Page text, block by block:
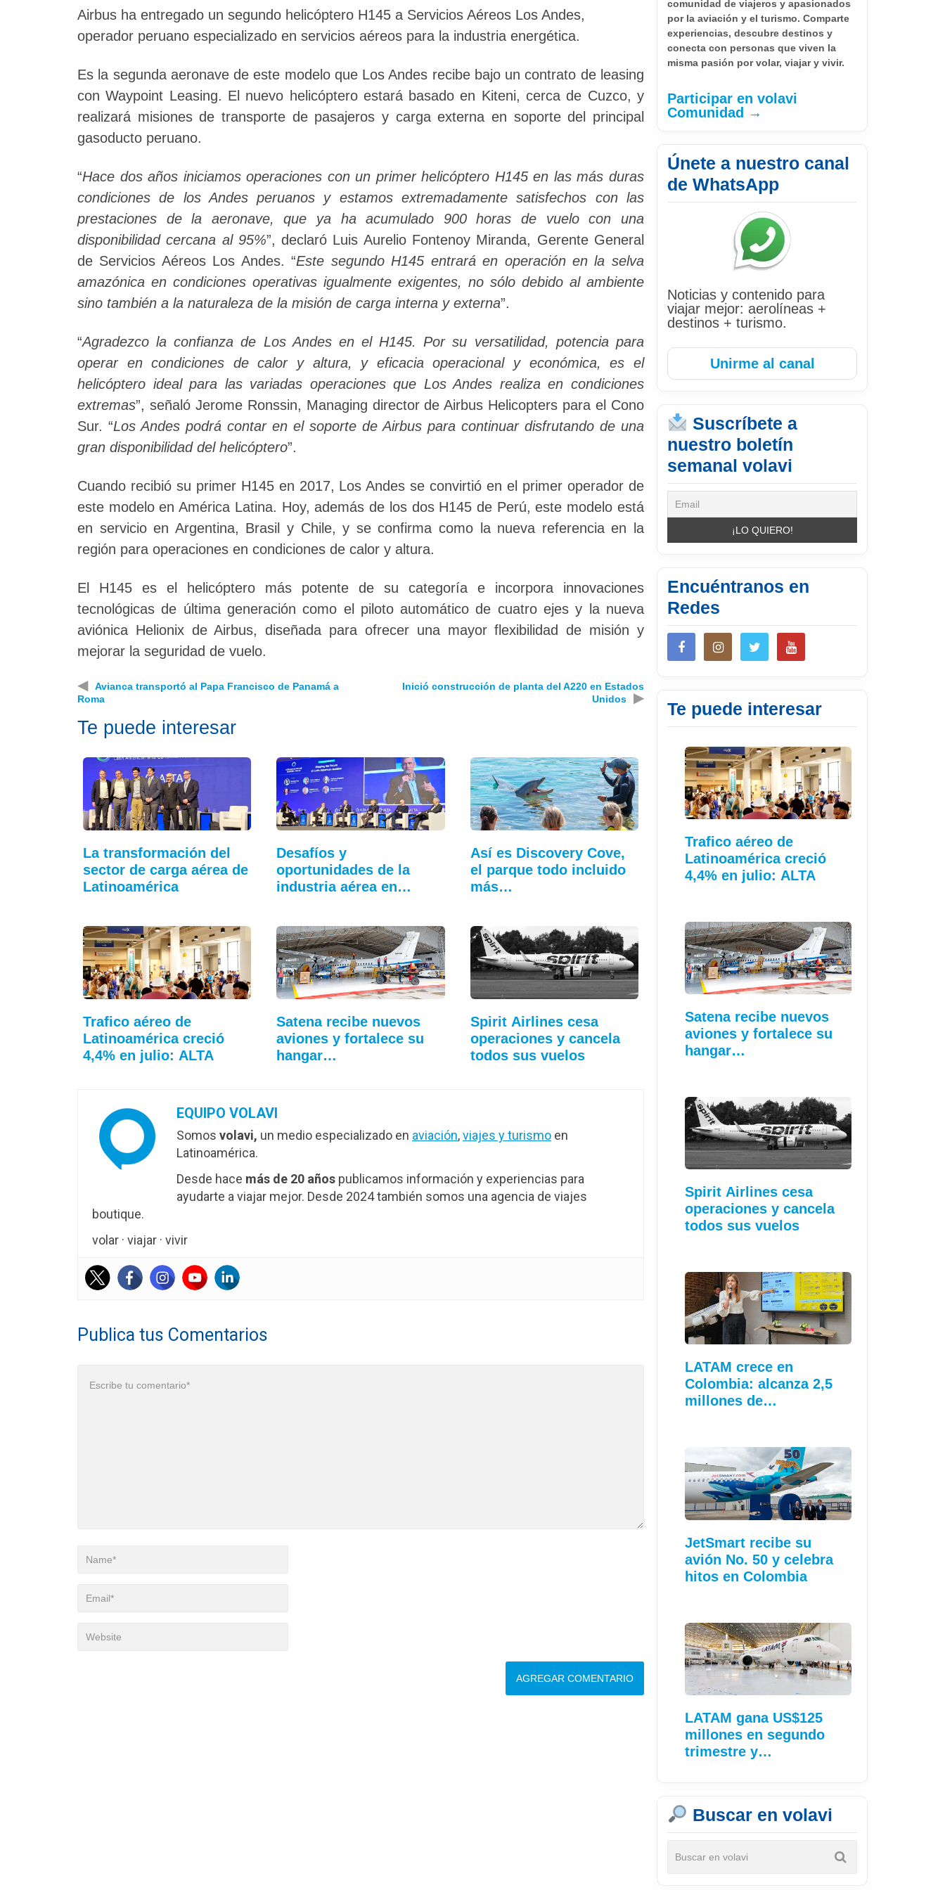
Airbus ha entregado un segundo helicóptero H145 a Servicios Aéreos Los Andes,
operador peruano especializado en servicios aéreos para la industria energética.
Es la segunda aeronave de este modelo que Los Andes recibe bajo un contrato de leasing
con Waypoint Leasing. El nuevo helicóptero estará basado en Kiteni, cerca de Cuzco, y
realizará misiones de transporte de pasajeros y carga externa en soporte del principal
gasoducto peruano.
“Hace dos años iniciamos operaciones con un primer helicóptero H145 en las más duras
condiciones de los Andes peruanos y estamos extremadamente satisfechos con las
prestaciones de la aeronave, que ya ha acumulado 900 horas de vuelo con una
disponibilidad cercana al 95%”, declaró Luis Aurelio Fontenoy Miranda, Gerente General
de Servicios Aéreos Los Andes. “Este segundo H145 entrará en operación en la selva
amazónica en condiciones operativas igualmente exigentes, no sólo debido al ambiente
sino también a la naturaleza de la misión de carga interna y externa”.
“Agradezco la confianza de Los Andes en el H145. Por su versatilidad, potencia para
operar en condiciones de calor y altura, y eficacia operacional y económica, es el
helicóptero ideal para las variadas operaciones que Los Andes realiza en condiciones
extremas”, señaló Jerome Ronssin, Managing director de Airbus Helicopters para el Cono
Sur. “Los Andes podrá contar en el soporte de Airbus para continuar disfrutando de una
gran disponibilidad del helicóptero”.
Cuando recibió su primer H145 en 2017, Los Andes se convirtió en el primer operador de
este modelo en América Latina. Hoy, además de los dos H145 de Perú, este modelo está
en servicio en Argentina, Brasil y Chile, y se confirma como la nueva referencia en la
región para operaciones en condiciones de calor y altura.
El H145 es el helicóptero más potente de su categoría e incorpora innovaciones
tecnológicas de última generación como el piloto automático de cuatro ejes y la nueva
aviónica Helionix de Airbus, diseñada para ofrecer una mayor flexibilidad de misión y
mejorar la seguridad de vuelo.
◀
Avianca transportó al Papa Francisco de Panamá a
Roma
Inició construcción de planta del A220 en Estados
Unidos
▶
Te puede interesar
La transformación del
sector de carga aérea de
Latinoamérica
Desafíos y
oportunidades de la
industria aérea en…
Así es Discovery Cove,
el parque todo incluido
más…
Trafico aéreo de
Latinoamérica creció
4,4% en julio: ALTA
Satena recibe nuevos
aviones y fortalece su
hangar…
Spirit Airlines cesa
operaciones y cancela
todos sus vuelos
EQUIPO VOLAVI
Somos volavi, un medio especializado en aviación,viajes y turismo en
Latinoamérica.
Desde hace más de 20 años publicamos información y experiencias para
ayudarte a viajar mejor. Desde 2024 también somos una agencia de viajes
boutique.
volar · viajar · vivir
Publica tus Comentarios
comunidad de viajeros y apasionados
por la aviación y el turismo. Comparte
experiencias, descubre destinos y
conecta con personas que viven la
misma pasión por volar, viajar y vivir.
Participar en volavi
Comunidad →
Únete a nuestro canal
de WhatsApp
Noticias y contenido para
viajar mejor: aerolíneas +
destinos + turismo.
Unirme al canal
Suscríbete a
nuestro boletín
semanal volavi
Encuéntranos en
Redes
Te puede interesar
Trafico aéreo de
Latinoamérica creció
4,4% en julio: ALTA
Satena recibe nuevos
aviones y fortalece su
hangar…
Spirit Airlines cesa
operaciones y cancela
todos sus vuelos
LATAM crece en
Colombia: alcanza 2,5
millones de…
JetSmart recibe su
avión No. 50 y celebra
hitos en Colombia
LATAM gana US$125
millones en segundo
trimestre y…
Buscar en volavi